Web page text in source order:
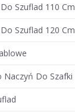
Szuflad 110 Cm
Szuflad 120 Cm
Naczyń Do Szafki